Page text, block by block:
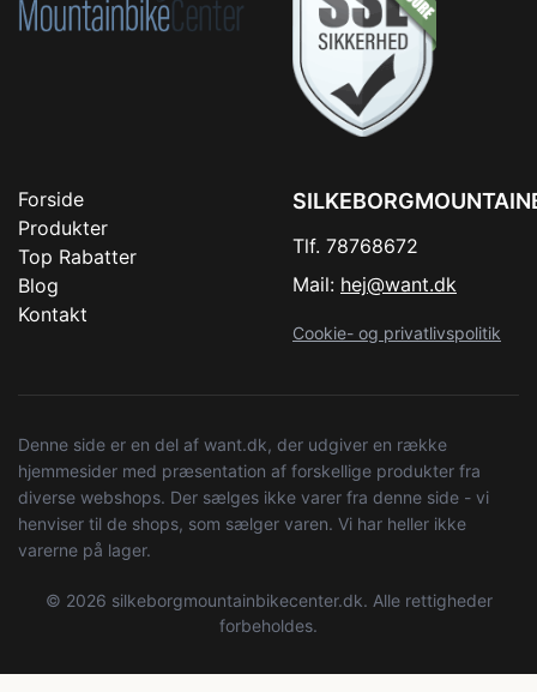
Forside
Produkter
Top Rabatter
Blog
Kontakt
Tlf. 78768672
Mail: hej@want.dk
Cookie- og privatlivspolitik
Denne side er en del af want.dk, der udgiver en række
hjemmesider med præsentation af forskellige produkter fra
diverse webshops. Der sælges ikke varer fra denne side - vi
henviser til de shops, som sælger varen. Vi har heller ikke
varerne på lager.
© 2026 silkeborgmountainbikecenter.dk. Alle rettigheder
forbeholdes.